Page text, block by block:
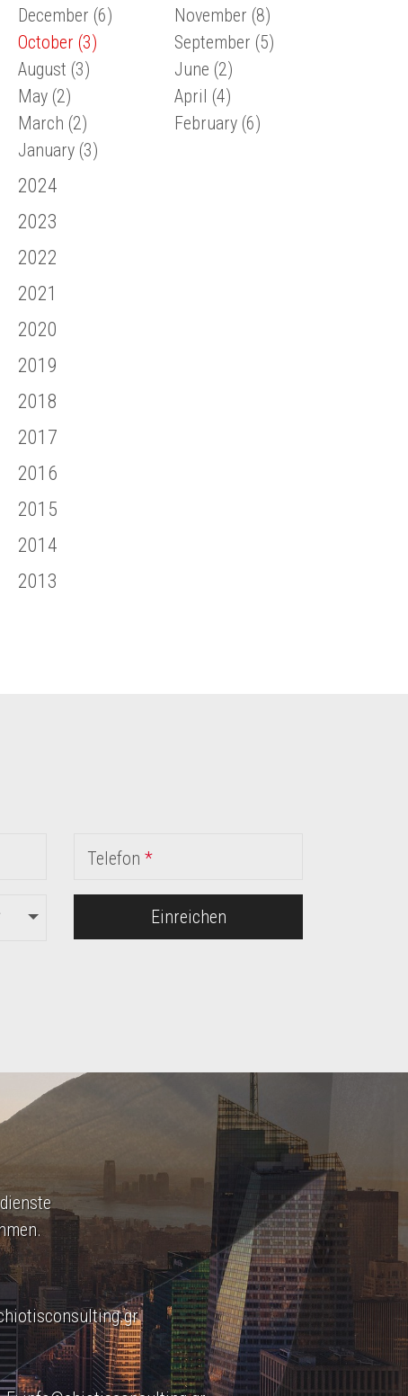
December (6)
November (8)
October (3)
September (5)
August (3)
June (2)
May (2)
April (4)
March (2)
February (6)
January (3)
2024
2023
2022
2021
2020
2019
2018
2017
2016
2015
2014
2013
Telefon *
Einreichen